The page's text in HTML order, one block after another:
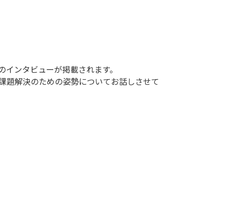
ンタビューが掲載されます。
題解決のための姿勢についてお話しさせて